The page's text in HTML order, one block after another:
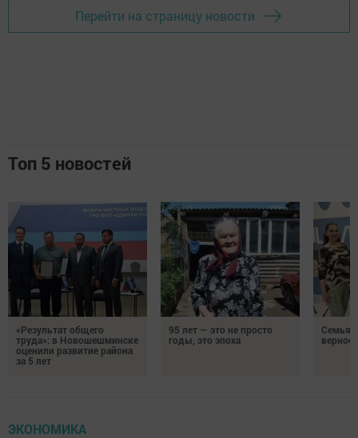
Перейти на страницу новости
Топ 5 новостей
«Результат общего
труда»: в Новошешминске
оценили развитие района
за 5 лет
95 лет — это не просто
годы, это эпоха
Семья
ЭКОНОМИКА